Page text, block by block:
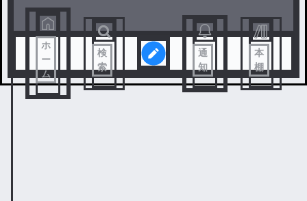
ホ
ー
ム
検
索
通
知
本
棚